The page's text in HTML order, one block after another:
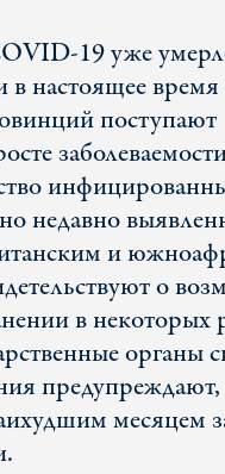
19 уже
в настоящее время
поступают
недавно
и
о
в некоторых
органы
месяцем